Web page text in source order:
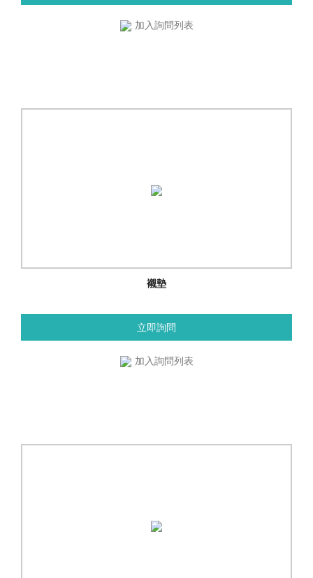
加入詢問列表
襯墊
立即詢問
加入詢問列表